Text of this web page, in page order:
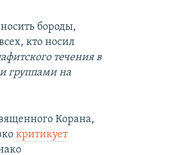
бороды,
кто носил
течения в
группами на
Корана,
критикует